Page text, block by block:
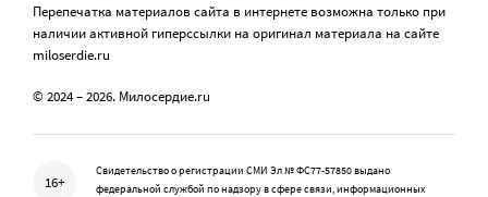
Перепечатка материалов сайта в интернете возможна только при
наличии активной гиперссылки на оригинал материала на сайте
miloserdie.ru
© 2024 – 2026. Милосердие.ru
16+
Свидетельство о регистрации СМИ Эл № ФС77-57850 выдано
федеральной службой по надзору в сфере связи, информационных